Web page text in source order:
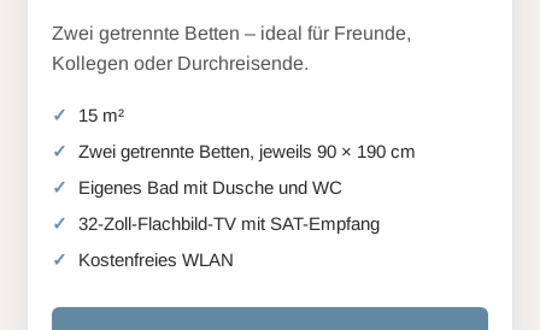
Zwei getrennte Betten – ideal für Freunde,
Kollegen oder Durchreisende.
15 m²
Zwei getrennte Betten, jeweils 90 × 190 cm
Eigenes Bad mit Dusche und WC
32-Zoll-Flachbild-TV mit SAT-Empfang
Kostenfreies WLAN